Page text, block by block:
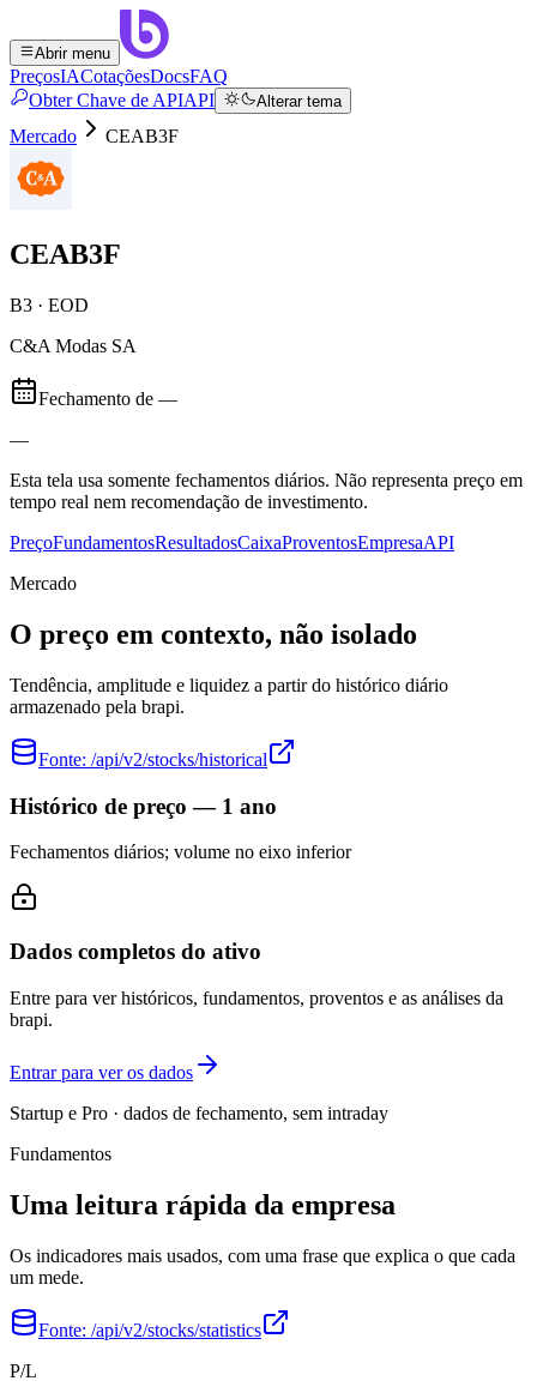
Abrir menu
PreçosIACotaçõesDocsFAQ
Obter Chave de APIAPI Alterar tema
Mercado CEAB3F
CEAB3F
B3 · EOD
C&A Modas SA
Fechamento de —
—
Esta tela usa somente fechamentos diários. Não representa preço em
tempo real nem recomendação de investimento.
PreçoFundamentosResultadosCaixaProventosEmpresaAPI
Mercado
O preço em contexto, não isolado
Tendência, amplitude e liquidez a partir do histórico diário
armazenado pela brapi.
Fonte: /api/v2/stocks/historical
Histórico de preço — 1 ano
Fechamentos diários; volume no eixo inferior
Dados completos do ativo
Entre para ver históricos, fundamentos, proventos e as análises da
brapi.
Entrar para ver os dados
Startup e Pro · dados de fechamento, sem intraday
Fundamentos
Uma leitura rápida da empresa
Os indicadores mais usados, com uma frase que explica o que cada
um mede.
Fonte: /api/v2/stocks/statistics
P/L